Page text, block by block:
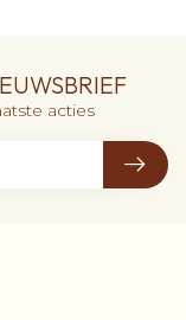
acties